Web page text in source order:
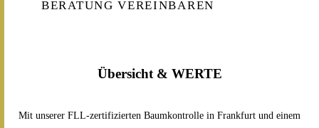
BERATUNG VEREINBAREN
Übersicht & WERTE
Mit unserer FLL-zertifizierten Baumkontrolle in Frankfurt und einem